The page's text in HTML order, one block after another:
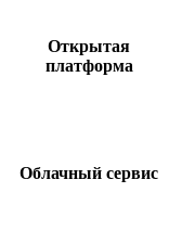
Открытая
платформа
Облачный сервис